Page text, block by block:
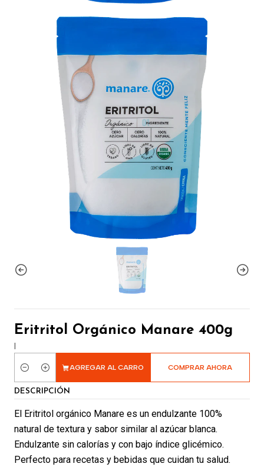
Eritritol Orgánico Manare 400g
|
Cantidad
AGREGAR AL CARRO COMPRAR AHORA
DESCRIPCIÓN
El Eritritol orgánico Manare es un endulzante 100%
natural de textura y sabor similar al azúcar blanca.
Endulzante sin calorías y con bajo índice glicémico.
Perfecto para recetas y bebidas que cuidan tu salud.